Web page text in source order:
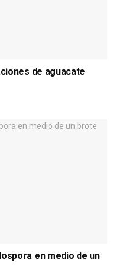
de aguacate
en medio de un